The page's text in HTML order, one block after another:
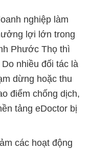
nghiệp làm
lợi lớn trong
Phước Thọ thì
nhiều đối tác là
dừng hoặc thu
điểm chống dịch,
tảng eDoctor bị
các hoạt động